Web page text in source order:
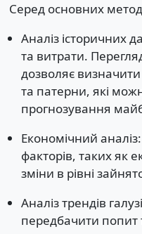
Серед основних
Аналіз історичних
та витрати.
дозволяє
та патерни, які
прогнозування
Економічний
факторів, таких як
зміни в рівні
Аналіз трендів
передбачити попит